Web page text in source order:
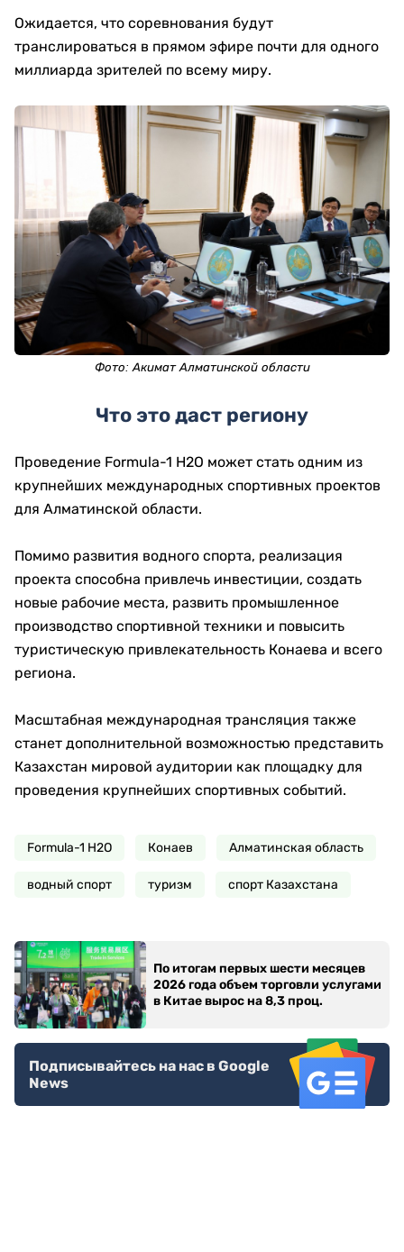
Ожидается, что соревнования будут
транслироваться в прямом эфире почти для одного
миллиарда зрителей по всему миру.
Фото:Акимат Алматинской области
Что это даст региону
Проведение Formula-1 H2O может стать одним из
крупнейших международных спортивных проектов
для Алматинской области.
Помимо развития водного спорта, реализация
проекта способна привлечь инвестиции, создать
новые рабочие места, развить промышленное
производство спортивной техники и повысить
туристическую привлекательность Конаева и всего
региона.
Масштабная международная трансляция также
станет дополнительной возможностью представить
Казахстан мировой аудитории как площадку для
проведения крупнейших спортивных событий.
Formula-1 H2O Конаев Алматинская область
водный спорт туризм спорт Казахстана
По итогам первых шести месяцев
2026 года объем торговли услугами
в Китае вырос на 8,3 проц.
Подписывайтесь на нас в Google
News